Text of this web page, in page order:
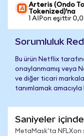
Arteris (Ondo
Tokenized)'na
1 AIPon eşittir
Sorumluluk
Bu ürün Netflix
onaylanmamış veya
ve diğer ticari
tanımlamak amacıyla
Saniyeler
MetaMask'ta NFLXon